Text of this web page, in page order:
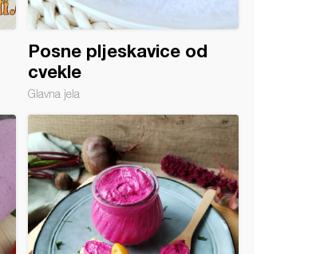
Posne pljeskavice od
cvekle
Glavna jela